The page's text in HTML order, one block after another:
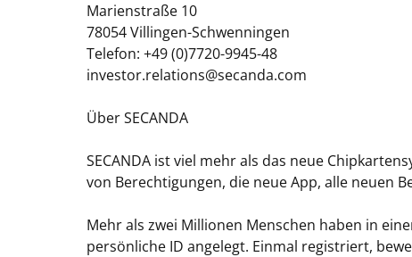
Marienstraße 10
78054 Villingen-Schwenningen
Telefon: +49 (0)7720-9945-48
investor.relations@secanda.com
Über SECANDA
SECANDA ist viel mehr als das neue
von Berechtigungen, die neue App, alle neuen
Mehr als zwei Millionen Menschen haben in
persönliche ID angelegt. Einmal registriert,